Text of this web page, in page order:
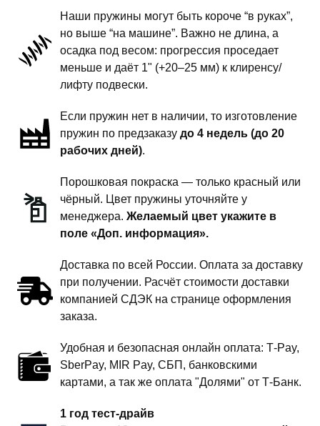
пружины
задней
подвески
дюйма
комфорт
Наши пружины могут быть короче “в руках”,
но выше “на машине”. Важно не длина, а
осадка под весом: прогрессия проседает
меньше и даёт 1" (+20–25 мм) к клиренсу/
лифту подвески.
Если пружин нет в наличии, то изготовление
пружин по предзаказу до 4 недель (до 20
рабочих дней).
Порошковая покраска — только красный или
чёрный. Цвет пружины уточняйте у
менеджера. Желаемый цвет укажите в
поле «Доп. информация».
Доставка по всей России. Оплата за доставку
при получении. Расчёт стоимости доставки
компанией СДЭК на странице оформления
заказа.
Удобная и безопасная онлайн оплата: T‑Pay,
SberPay, MIR Pay, СБП, банковскими
картами, а так же оплата "Долями" от Т-Банк.
1 год тест-драйв